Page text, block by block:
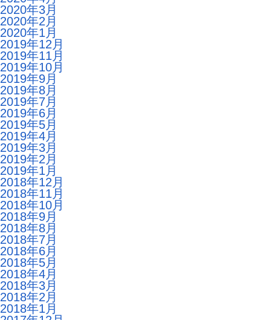
2020年3月
2020年2月
2020年1月
2019年12月
2019年11月
2019年10月
2019年9月
2019年8月
2019年7月
2019年6月
2019年5月
2019年4月
2019年3月
2019年2月
2019年1月
2018年12月
2018年11月
2018年10月
2018年9月
2018年8月
2018年7月
2018年6月
2018年5月
2018年4月
2018年3月
2018年2月
2018年1月